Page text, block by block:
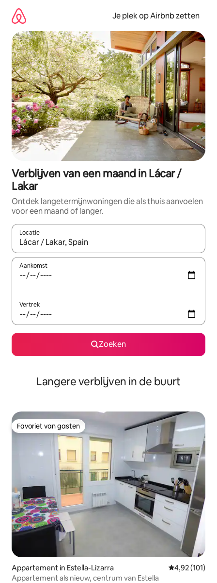
direct
naar
inhoud
Je plek op Airbnb zetten
Verblijven van een maand in Lácar /
Lakar
Ontdek langetermijnwoningen die als thuis aanvoelen
voor een maand of langer.
Locatie
Wanneer er resultaten beschikbaar zijn, maak je een keuze
Aankomst
Vertrek
Zoeken
Langere verblijven in de buurt
Favoriet van gasten
Favoriet van gasten
Appartement in Estella-Lizarra Gemiddelde
4,92 (101)
Appartement als nieuw, centrum van Estella